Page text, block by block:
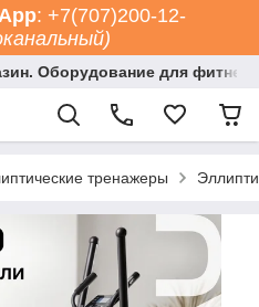
: +7(707)200-12-
Оборудование для
тренажеры